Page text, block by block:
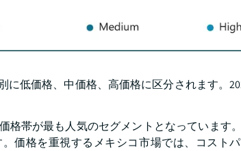
に低価格、中価格、高価格に区分されます。
格帯が最も人気のセグメントとなっています
価格を重視するメキシコ市場では、コスト